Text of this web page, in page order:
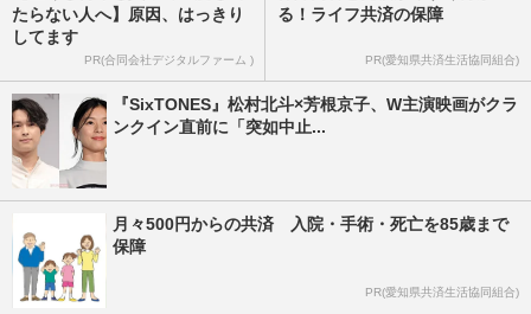
たらない人へ】原因、はっきり
してます
PR(合同会社デジタルファーム )
る！ライフ共済の保障
PR(愛知県共済生活協同組合)
『SixTONES』松村北斗×芳根京子、W主演映画がクラ
ンクイン直前に「突如中止...
月々500円からの共済 入院・手術・死亡を85歳まで
保障
PR(愛知県共済生活協同組合)